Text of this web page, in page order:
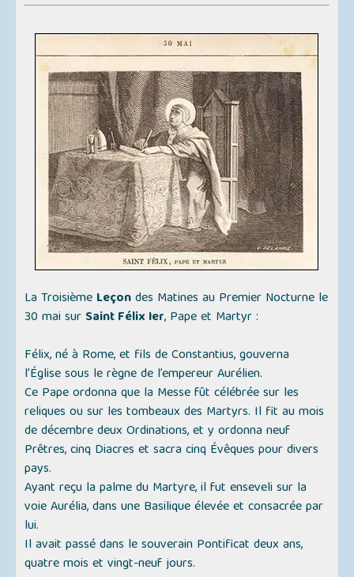
La Troisième Leçondes Matines au Premier Nocturne le
30 mai sur Saint Félix Ier, Pape et Martyr :
Félix, né à Rome, et fils de Constantius, gouverna
l’Église sous le règne de l’empereur Aurélien.
Ce Pape ordonna que la Messe fût célébrée sur les
reliques ou sur les tombeaux des Martyrs. Il fit au mois
de décembre deux Ordinations, et y ordonna neuf
Prêtres, cinq Diacres et sacra cinq Évêques pour divers
pays.
Ayant reçu la palme du Martyre, il fut enseveli sur la
voie Aurélia, dans une Basilique élevée et consacrée par
lui.
Il avait passé dans le souverain Pontificat deux ans,
quatre mois et vingt-neuf jours.